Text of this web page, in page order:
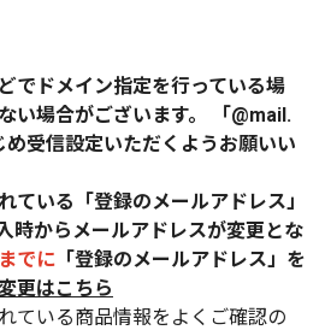
でドメイン指定を行っている場
い場合がございます。 「@mail.
受信設定いただくようお願いい
いる「登録のメールアドレス」
時からメールアドレスが変更とな
でに 「登録のメールアドレス」を
更はこちら
ている商品情報をよくご確認の